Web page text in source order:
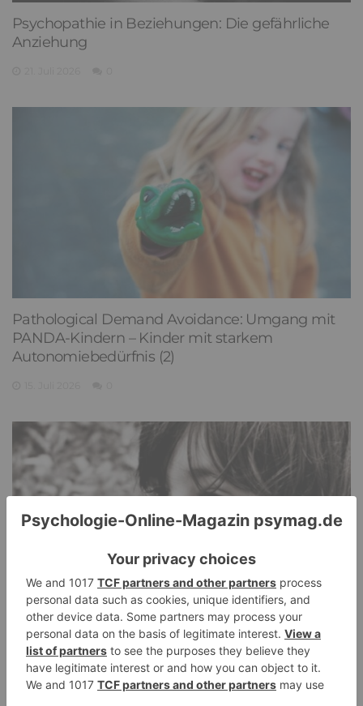
Psychopathie in Beziehungen: Die gefährliche
Anziehung
Pathological Demand Avoidance: Umgang mit
PANDA-Kindern – Kinder mit starkem
Autonomiebedürfnis (2)
PDA Autismus: Merkmale und Umgang mit
PANDA-Kindern – Kinder mit starkem
Autonomiebedürfnis (1)